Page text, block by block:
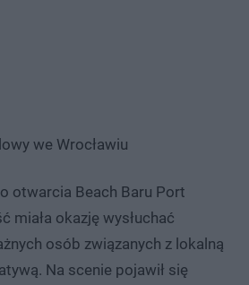
we Wrocławiu
otwarcia Beach Baru Port
miała okazję wysłuchać
osób związanych z lokalną
Na scenie pojawił się